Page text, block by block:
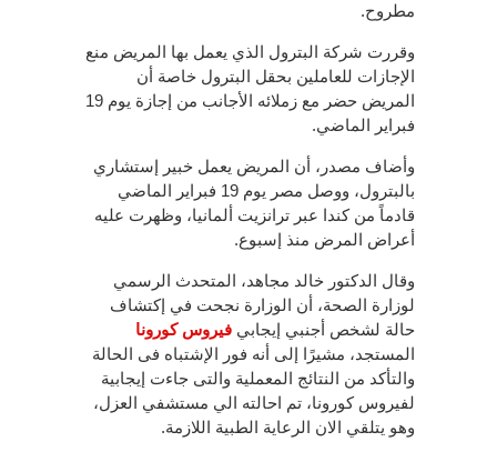
مطروح.
وقررت شركة البترول الذي يعمل بها المريض منع
الإجازات للعاملين بحقل البترول خاصة أن
المريض حضر مع زملائه الأجانب من إجازة يوم 19
فبراير الماضي.
وأضاف مصدر، أن المريض يعمل خبير إستشاري
بالبترول، ووصل مصر يوم 19 فبراير الماضي
قادماً من كندا عبر ترانزيت ألمانيا، وظهرت عليه
أعراض المرض منذ إسبوع.
وقال الدكتور خالد مجاهد، المتحدث الرسمي
لوزارة الصحة، أن الوزارة نجحت في إكتشاف
حالة لشخص أجنبي إيجابي فيروس كورونا
المستجد، مشيرًا إلى أنه فور الإشتباه فى الحالة
والتأكد من النتائج المعملية والتى جاءت إيجابية
لفيروس كورونا، تم احالته الي مستشفي العزل،
وهو يتلقي الان الرعاية الطبية اللازمة.